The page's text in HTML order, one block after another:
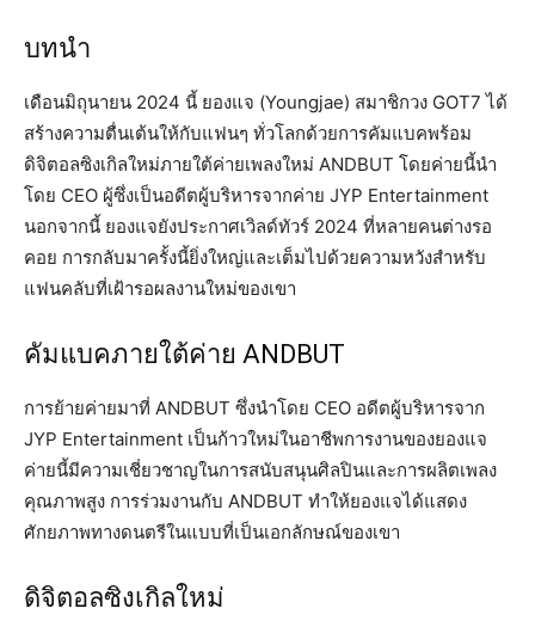
บทนำ
เดือนมิถุนายน 2024 นี้ ยองแจ (Youngjae) สมาชิกวง GOT7 ได้
สร้างความตื่นเต้นให้กับแฟนๆ ทั่วโลกด้วยการคัมแบคพร้อม
ดิจิตอลซิงเกิลใหม่ภายใต้ค่ายเพลงใหม่ ANDBUT โดยค่ายนี้นำ
โดย CEO ผู้ซึ่งเป็นอดีตผู้บริหารจากค่าย JYP Entertainment
นอกจากนี้ ยองแจยังประกาศเวิลด์ทัวร์ 2024 ที่หลายคนต่างรอ
คอย การกลับมาครั้งนี้ยิ่งใหญ่และเต็มไปด้วยความหวังสำหรับ
แฟนคลับที่เฝ้ารอผลงานใหม่ของเขา
คัมแบคภายใต้ค่าย ANDBUT
การย้ายค่ายมาที่ ANDBUT ซึ่งนำโดย CEO อดีตผู้บริหารจาก
JYP Entertainment เป็นก้าวใหม่ในอาชีพการงานของยองแจ
ค่ายนี้มีความเชี่ยวชาญในการสนับสนุนศิลปินและการผลิตเพลง
คุณภาพสูง การร่วมงานกับ ANDBUT ทำให้ยองแจได้แสดง
ศักยภาพทางดนตรีในแบบที่เป็นเอกลักษณ์ของเขา
ดิจิตอลซิงเกิลใหม่